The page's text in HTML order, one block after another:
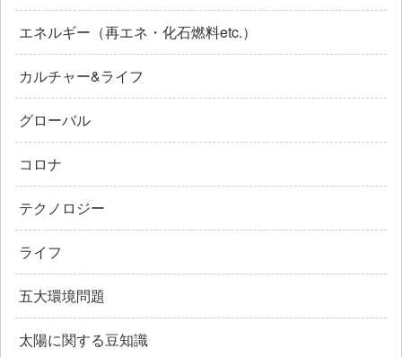
エネルギー（再エネ・化石燃料etc.）
カルチャー&ライフ
グローバル
コロナ
テクノロジー
ライフ
五大環境問題
太陽に関する豆知識